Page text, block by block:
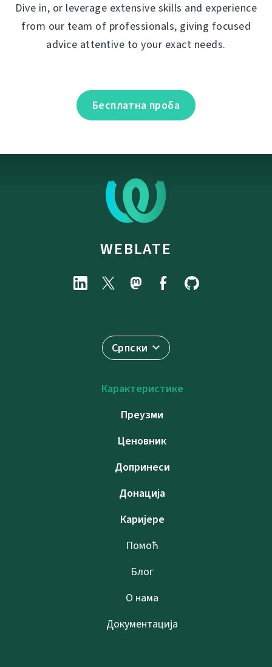
Dive in, or leverage extensive skills and experience
from our team of professionals, giving focused
advice attentive to your exact needs.
Бесплатна проба
WEBLATE
Српски
Карактеристике
Преузми
Ценовник
Допринеси
Донација
Каријере
Помоћ
Блог
О нама
Документација